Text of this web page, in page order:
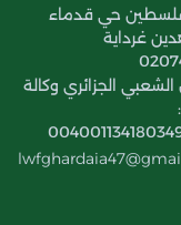
حي قدماء
غرداية
الجزائري وكالة